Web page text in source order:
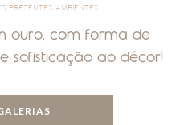
PRESENTES AMBIENTES
ouro, com forma de
sofisticação ao décor!